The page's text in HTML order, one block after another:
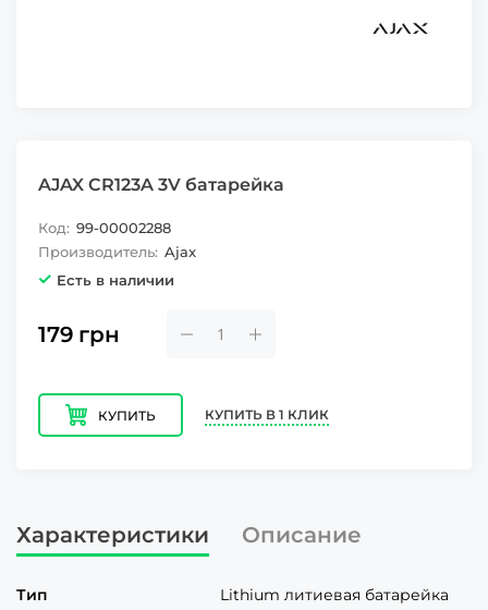
AJAX CR123A 3V батарейка
Код: 99-00002288
Производитель: Ajax
Есть в наличии
179 грн
КУПИТЬ КУПИТЬ В 1 КЛИК
Характеристики Описание
Тип
Lithium литиевая батарейка